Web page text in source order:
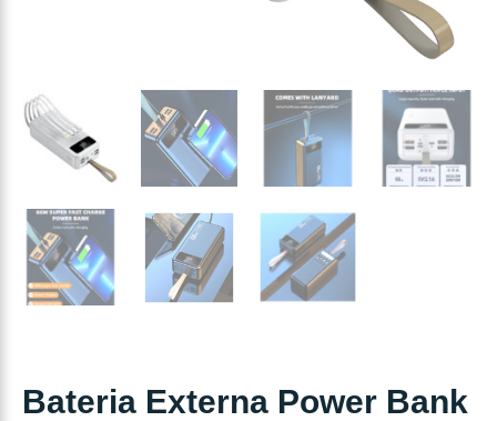
Bateria Externa Power Bank